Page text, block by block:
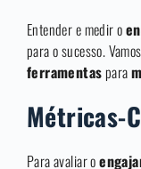
Entender e medir o
para o sucesso.
ferramentaspara
Métricas-
Para avaliar o